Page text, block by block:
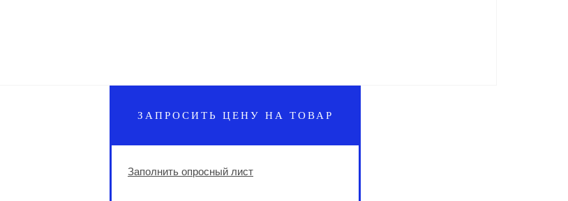
ЗАПРОСИТЬ ЦЕНУ НА ТОВАР
Заполнить опросный лист